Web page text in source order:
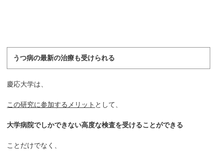
うつ病の最新の治療も受けられる
慶応大学は、
この研究に参加するメリット として、
大学病院でしかできない高度な検査を受けることができる
ことだけでなく、